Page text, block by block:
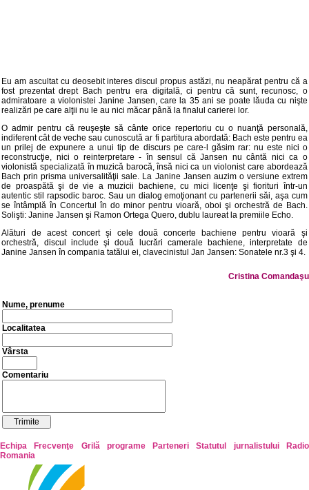
Eu am ascultat cu deosebit interes discul propus astăzi, nu neapărat pentru că a
fost prezentat drept Bach pentru era digitală, ci pentru că sunt, recunosc, o
admiratoare a violonistei Janine Jansen, care la 35 ani se poate lăuda cu nişte
realizări pe care alţii nu le au nici măcar până la finalul carierei lor.
O admir pentru că reuşeşte să cânte orice repertoriu cu o nuanţă personală,
indiferent cât de veche sau cunoscută ar fi partitura abordată: Bach este pentru ea
un prilej de expunere a unui tip de discurs pe care-l găsim rar: nu este nici o
reconstrucţie, nici o reinterpretare - în sensul că Jansen nu cântă nici ca o
violonistă specializată în muzică barocă, însă nici ca un violonist care abordează
Bach prin prisma universalităţii sale. La Janine Jansen auzim o versiune extrem
de proaspătă şi de vie a muzicii bachiene, cu mici licenţe şi fiorituri într-un
autentic stil rapsodic baroc. Sau un dialog emoţionant cu partenerii săi, aşa cum
se întâmplă în Concertul în do minor pentru vioară, oboi şi orchestră de Bach.
Solişti: Janine Jansen şi Ramon Ortega Quero, dublu laureat la premiile Echo.
Alături de acest concert şi cele două concerte bachiene pentru vioară şi
orchestră, discul include şi două lucrări camerale bachiene, interpretate de
Janine Jansen în compania tatălui ei, clavecinistul Jan Jansen: Sonatele nr.3 şi 4.
Cristina Comandaşu
Nume, prenume
Localitatea
Vârsta
Comentariu
Echipa Frecvenţe Grilă programe Parteneri
Statutul jurnalistului Radio
Romania